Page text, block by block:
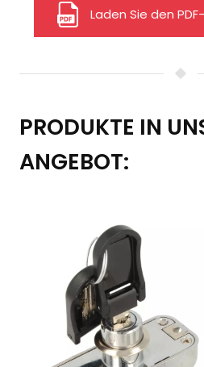
Laden Sie den
PRODUKTE IN
ANGEBOT: